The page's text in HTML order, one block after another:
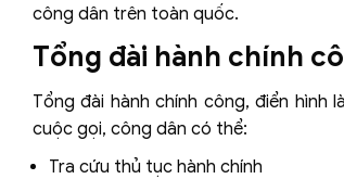
công dân trên toàn quốc.
Tổng đài hành chính
Tổng đài hành chính công, điển hình
cuộc gọi, công dân có thể:
Tra cứu thủ tục hành chính